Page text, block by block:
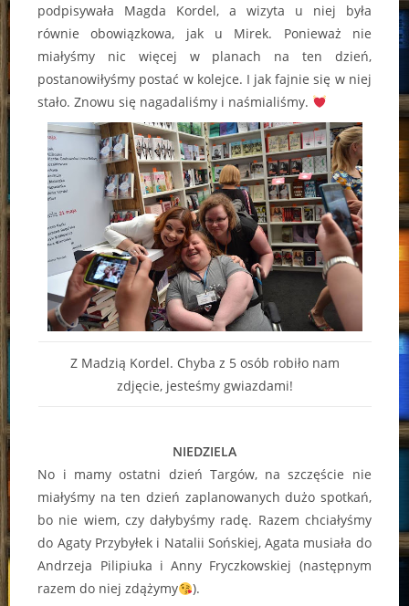
podpisywała Magda Kordel, a wizyta u niej była
równie obowiązkowa, jak u Mirek. Ponieważ nie
miałyśmy nic więcej w planach na ten dzień,
postanowiłyśmy postać w kolejce. I jak fajnie się w niej
stało. Znowu się nagadaliśmy i naśmialiśmy.
Z Madzią Kordel. Chyba z 5 osób robiło nam
zdjęcie, jesteśmy gwiazdami!
NIEDZIELA
No i mamy ostatni dzień Targów, na szczęście nie
miałyśmy na ten dzień zaplanowanych dużo spotkań,
bo nie wiem, czy dałybyśmy radę. Razem chciałyśmy
do Agaty Przybyłek i Natalii Sońskiej, Agata musiała do
Andrzeja Pilipiuka i Anny Fryczkowskiej (następnym
razem do niej zdążymy
).